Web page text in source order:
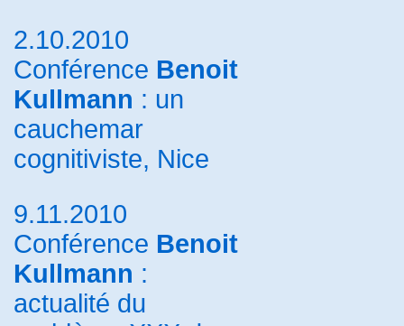
2.10.2010
Conférence Benoit
Kullmann : un
cauchemar
cognitiviste, Nice
9.11.2010
Conférence Benoit
Kullmann :
actualité du